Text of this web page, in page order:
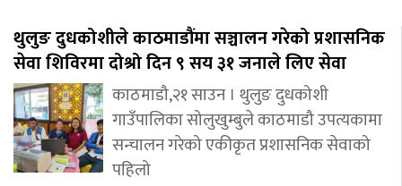
थुलुङ दुधकोशीले काठमाडौंमा सञ्चालन गरेको प्रशासनिक
सेवा शिविरमा दोश्रो दिन ९ सय ३१ जनाले लिए सेवा
काठमाडौ,२१ साउन । थुलुङ दुधकोशी
गाउँपालिका सोलुखुम्बुले काठमाडौ उपत्यकामा
सन्चालन गरेको एकीकृत प्रशासनिक सेवाको
पहिलो